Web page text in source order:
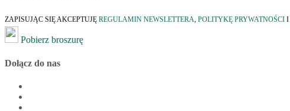
ZAPISUJĄC SIĘ AKCEPTUJĘ REGULAMIN NEWSLETTERA, POLITYKĘ PRYWATNOŚCI I
Pobierz broszurę
Dołącz do nas